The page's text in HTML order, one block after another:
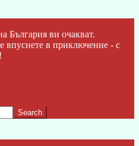
ви очакват.
впуснете в приключение - с